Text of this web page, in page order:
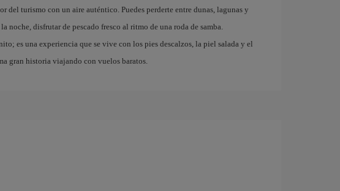
del turismo con un aire auténtico. Puedes perderte entre dunas, lagunas y
noche, disfrutar de pescado fresco al ritmo de una roda de samba.
es una experiencia que se vive con los pies descalzos, la piel salada y el
gran historia viajando con vuelos baratos.